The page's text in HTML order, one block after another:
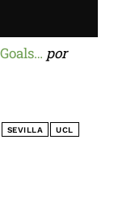
por
SEVILLA UCL